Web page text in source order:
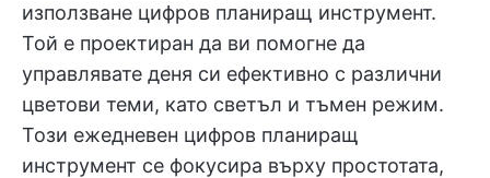
използване цифров планиращ инструмент.
Той е проектиран да ви помогне да
управлявате деня си ефективно с различни
цветови теми, като светъл и тъмен режим.
Този ежедневен цифров планиращ
инструмент се фокусира върху простотата,